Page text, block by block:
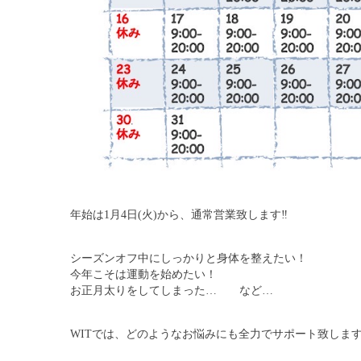
年始は1月4日(火)から、通常営業致します‼︎
シーズンオフ中にしっかりと身体を整えたい！
今年こそは運動を始めたい！
お正月太りをしてしまった…　　など…
WITでは、どのようなお悩みにも全力でサポート致しま